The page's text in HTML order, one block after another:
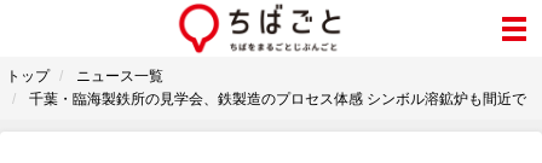
トップ
ニュース一覧
千葉・臨海製鉄所の見学会、鉄製造のプロセス体感 シンボル溶鉱炉も間近で